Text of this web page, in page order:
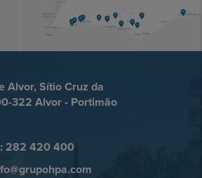
Alvor, Sítio Cruz da
322 Alvor - Portimão
282 420 400